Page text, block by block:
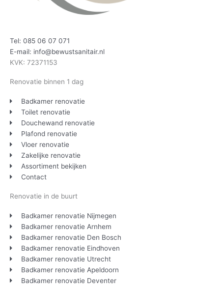
Tel: 085 06 07 071
E-mail: info@bewustsanitair.nl
KVK: 72371153
Renovatie binnen 1 dag
Badkamer renovatie
Toilet renovatie
Douchewand renovatie
Plafond renovatie
Vloer renovatie
Zakelijke renovatie
Assortiment bekijken
Contact
Renovatie in de buurt
Badkamer renovatie Nijmegen
Badkamer renovatie Arnhem
Badkamer renovatie Den Bosch
Badkamer renovatie Eindhoven
Badkamer renovatie Utrecht
Badkamer renovatie Apeldoorn
Badkamer renovatie Deventer